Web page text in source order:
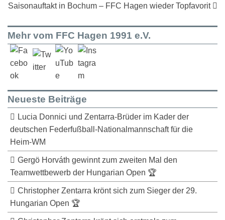
Saisonauftakt in Bochum – FFC Hagen wieder Topfavorit
Mehr vom FFC Hagen 1991 e.V.
Neueste Beiträge
Lucia Donnici und Zentarra-Brüder im Kader der
deutschen Federfußball-Nationalmannschaft für die
Heim-WM
Gergö Horváth gewinnt zum zweiten Mal den
Teamwettbewerb der Hungarian Open 🏆
Christopher Zentarra krönt sich zum Sieger der 29.
Hungarian Open 🏆